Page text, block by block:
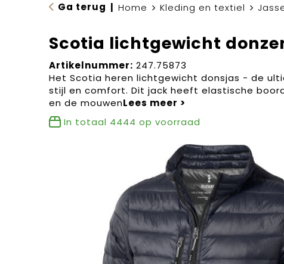
Ga terug Home Kleding en textiel
Scotia lichtgewicht
Artikelnummer: 247.75873
Het Scotia heren lichtgewicht donsjas - de
stijl en comfort. Dit jack heeft elastische
en de mouwen
In totaal 4444 op voorraad